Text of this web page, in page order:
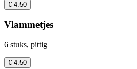
€ 4.50
Vlammetjes
6 stuks, pittig
€ 4.50